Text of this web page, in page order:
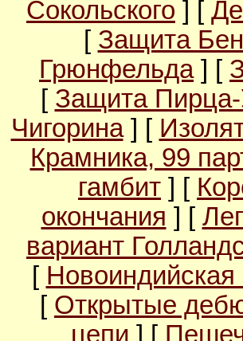
Сокольского ] [
[ Защита
Грюнфельда] [
[ Защита
Чигорина] [
Крамника, 99
гамбит ] [
окончания ] [
вариант
[
[ Открытые
цепи ] [